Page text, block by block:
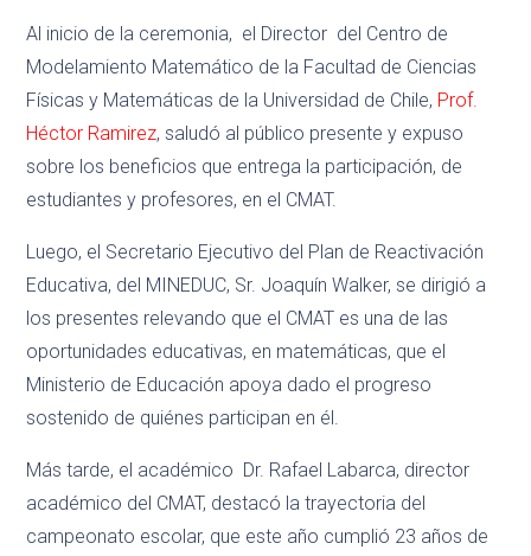
Al inicio de la ceremonia, el Director del Centro de
Modelamiento Matemático de la Facultad de Ciencias
Físicas y Matemáticas de la Universidad de Chile, Prof.
Héctor Ramirez, saludó al público presente y expuso
sobre los beneficios que entrega la participación, de
estudiantes y profesores, en el CMAT.
Luego, el Secretario Ejecutivo del Plan de Reactivación
Educativa, del MINEDUC, Sr. Joaquín Walker, se dirigió a
los presentes relevando que el CMAT es una de las
oportunidades educativas, en matemáticas, que el
Ministerio de Educación apoya dado el progreso
sostenido de quiénes participan en él.
Más tarde, el académico Dr. Rafael Labarca, director
académico del CMAT, destacó la trayectoria del
campeonato escolar, que este año cumplió 23 años de